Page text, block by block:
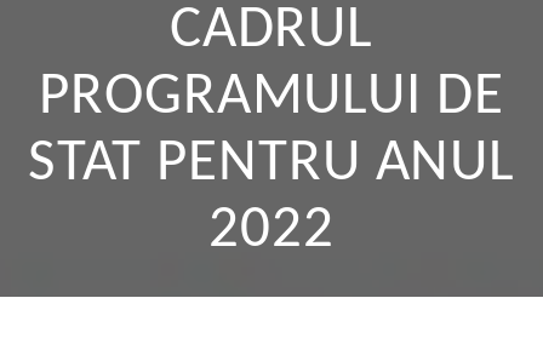
CADRUL
PROGRAMULUI DE
STAT PENTRU ANUL
2022